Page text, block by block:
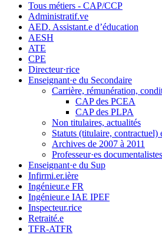
Tous métiers - CAP/CCP
Administratif.ve
AED. Assistant.e d’éducation
AESH
ATE
CPE
Directeur·rice
Enseignant·e du Secondaire
Carrière, rémunération,
CAP des PCEA
CAP des PLPA
Non titulaires, actualités
Statuts (titulaire,
Archives de 2007 à 2011
Professeur·es documentalistes
Enseignant·e du Sup
Infirmi.er.ière
Ingénieur.e FR
Ingénieur.e IAE IPEF
Inspecteur.rice
Retraité.e
TFR-ATFR